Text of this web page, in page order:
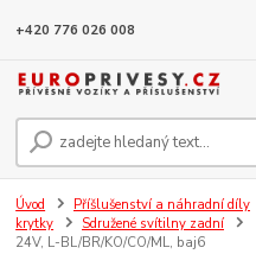
+420 776 026 008
Úvod Příšlušenství a náhradní díly
krytky
Sdružené svítilny zadní
24V, L-BL/BR/KO/CO/ML, baj6